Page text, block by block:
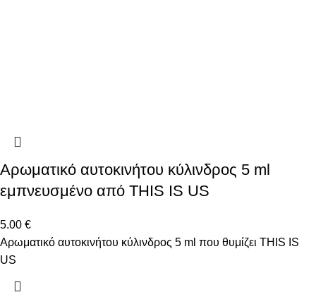
Αρωματικό αυτοκινήτου κύλινδρος 5 ml
εμπνευσμένο από THIS IS US
5.00 €
Αρωματικό αυτοκινήτου κύλινδρος 5 ml που θυμίζει THIS IS
US